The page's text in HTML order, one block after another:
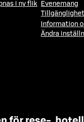
i ny flik
Evenemang
Tillgänglighet
Information
Ändra